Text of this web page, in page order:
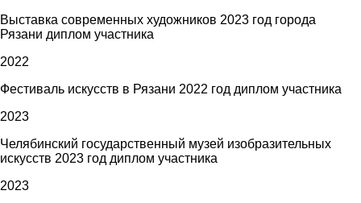
Выставка современных художников 2023 год города
Рязани диплом участника
2022
Фестиваль искусств в Рязани 2022 год диплом участника
2023
Челябинский государственный музей изобразительных
искусств 2023 год диплом участника
2023